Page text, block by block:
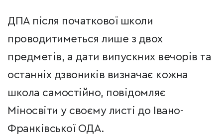
ДПА після початкової школи
проводитиметься лише з двох
предметів, а дати випускних вечорів та
останніх дзвоників визначає кожна
школа самостійно, повідомляє
Міносвіти у своєму листі до Івано-
Франківської ОДА.